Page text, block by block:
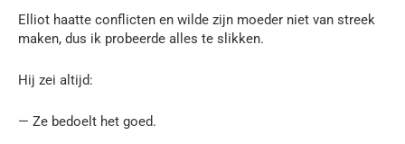
Elliot haatte conflicten en wilde zijn moeder niet van streek
maken, dus ik probeerde alles te slikken.
Hij zei altijd:
— Ze bedoelt het goed.